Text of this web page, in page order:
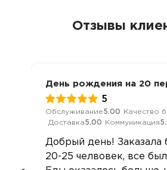
Отзывы
День рождения на 20
5
Обслуживание5.00 Качество
Доставка5.00 Коммуникация
Добрый день! Заказала
20-25 челвовек, все